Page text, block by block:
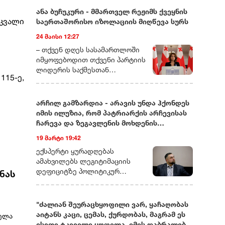
ე,
ანა ბუჩუკური - მმართველ რეჟიმს ქვეყნის
საერთაშორისო იზოლაციის მიღწევა სურს
24 მაისი 12:27
– თქვენ დღეს სასამართლოში
იმყოფებოდით თქვენი პარტიის
ლიდერის საქმესთან
ეს საქმე და რამდენად
სიმბოლურად ასახავს იმას, რაც
ახლა საქართველოში
ოპოზიციური ძალების თავს
ხდება?– დარწმუნებული ვარ,
უკვე იცით, რომ დღეს თითქმის
ყველა ოპოზიციური ლიდერი ან
ციხეშია და
ემიგრაციაში იმყოფება. მსგავსი
რამ საქართველოში ადრე
არასდროს მომხდარა!
არჩილ გამზარდია - არავის უნდა ჰქონდეს
იმის ილუზია, რომ პატრიარქის არჩევისას
ჩარევა და ზეგავლენის მოხდენის
19 მარტი 19:42
ექსპერტი ყურადღებას
ამახვილებს ლეგიტიმაციის
დეფიციტზე პოლიტიკურ
საეკლესიო იერარქიაში
არსებულ შიდა დინებებზე.
გამზარდიას პროგნოზით,
"ძალიან შეურაცხყოფილი ვარ, ყაჩაღობას
აიტანს კაცი, ცემას, ქურდობას, მაგრამ ეს